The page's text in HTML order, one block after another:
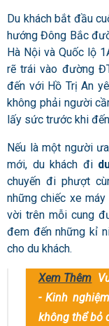
Du khách bắt đầu
hướng Đông Bắc
Hà Nội và Quốc lộ
rẽ trái vào đường
đến với Hồ Trị An
không phải người
lấy sức trước khi
Nếu là một người
mới, du khách đi
chuyến đi phượt
những chiếc xe
vời trên mỗi cung
đem đến những kỉ
cho du khách.
Xem Thêm
- Kinh
không thể bỏ